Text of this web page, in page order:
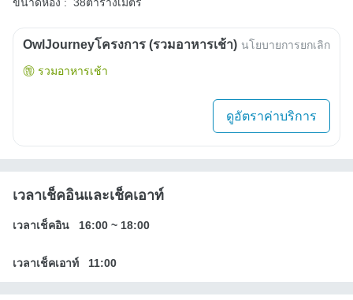
OwlJourneyโครงการ (รวมอาหารเช้า) นโยบายการยกเลิก
รวมอาหารเช้า
ดูอัตราค่าบริการ
เวลาเช็คอินและเช็คเอาท์
เวลาเช็คอิน 16:00 ~ 18:00
เวลาเช็คเอาท์ 11:00